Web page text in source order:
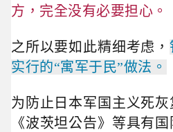
方，完全没有必要担心。
之所以要如此精细考虑，
实行的“寓军于民”做法。
为防止日本军国主义死灰
《波茨坦公告》等具有